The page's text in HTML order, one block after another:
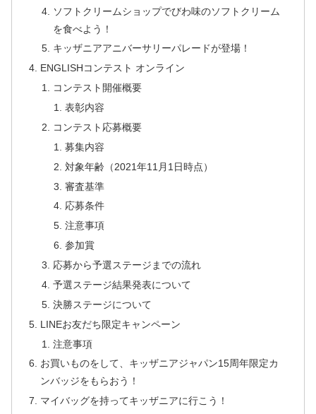
ソフトクリームショップでびわ味のソフトクリーム
を食べよう！
キッザニアアニバーサリーパレードが登場！
ENGLISHコンテスト オンライン
コンテスト開催概要
表彰内容
コンテスト応募概要
募集内容
対象年齢（2021年11月1日時点）
審査基準
応募条件
注意事項
参加賞
応募から予選ステージまでの流れ
予選ステージ結果発表について
決勝ステージについて
LINEお友だち限定キャンペーン
注意事項
お買いものをして、キッザニアジャパン15周年限定カ
ンバッジをもらおう！
マイバッグを持ってキッザニアに行こう！